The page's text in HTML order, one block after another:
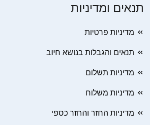
תנאים ומדיניות
מדיניות פרטיות
תנאים והגבלות בנושא חיוב
מדיניות תשלום
מדיניות משלוח
מדיניות החזר והחזר כספי